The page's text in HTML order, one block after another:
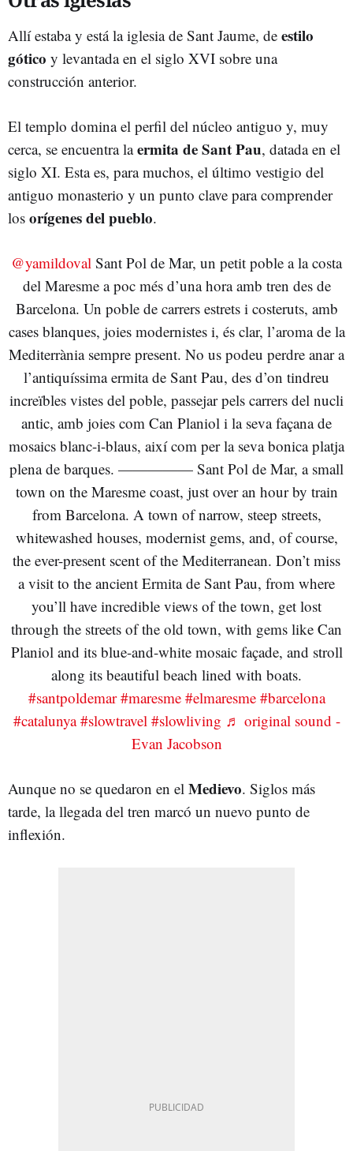
Allí estaba y está la iglesia de Sant Jaume, de estilo
gótico y levantada en el siglo XVI sobre una
construcción anterior.
El templo domina el perfil del núcleo antiguo y, muy
cerca, se encuentra laermita de Sant Pau, datada en el
siglo XI. Esta es, para muchos, el último vestigio del
antiguo monasterio y un punto clave para comprender
los orígenes del pueblo.
@yamildoval Sant Pol de Mar, un petit poble a la costa
del Maresme a poc més d’una hora amb tren des de
Barcelona. Un poble de carrers estrets i costeruts, amb
cases blanques, joies modernistes i, és clar, l’aroma de la
Mediterrània sempre present. No us podeu perdre anar a
l’antiquíssima ermita de Sant Pau, des d’on tindreu
increïbles vistes del poble, passejar pels carrers del nucli
antic, amb joies com Can Planiol i la seva façana de
mosaics blanc-i-blaus, així com per la seva bonica platja
plena de barques. ————— Sant Pol de Mar, a small
town on the Maresme coast, just over an hour by train
from Barcelona. A town of narrow, steep streets,
whitewashed houses, modernist gems, and, of course,
the ever-present scent of the Mediterranean. Don’t miss
a visit to the ancient Ermita de Sant Pau, from where
you’ll have incredible views of the town, get lost
through the streets of the old town, with gems like Can
Planiol and its blue-and-white mosaic façade, and stroll
along its beautiful beach lined with boats.
#santpoldemar #maresme #elmaresme #barcelona
#catalunya #slowtravel #slowliving ♬ original sound -
Evan Jacobson
Aunque no se quedaron en el Medievo. Siglos más
tarde, la llegada del tren marcó un nuevo punto de
inflexión.